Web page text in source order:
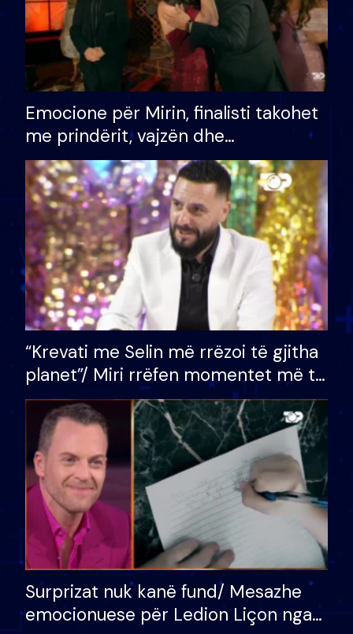
Emocione për Mirin, finalisti takohet
me prindërit, vajzën dhe
bashkëshorten: S’kemi ndonjë letër
divorci apo jo?
“Krevati me Selin më rrëzoi të gjitha
planet”/ Miri rrëfen momentet më të
bukura në shtëpinë e BB VIP: Do më
mungojë zilja e mëngjesit kur…
Surprizat nuk kanë fund/ Mesazhe
emocionuese për Ledion Liçon nga